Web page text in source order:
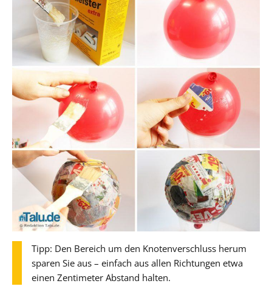
Tipp: Den Bereich um den Knotenverschluss herum
sparen Sie aus – einfach aus allen Richtungen etwa
einen Zentimeter Abstand halten.